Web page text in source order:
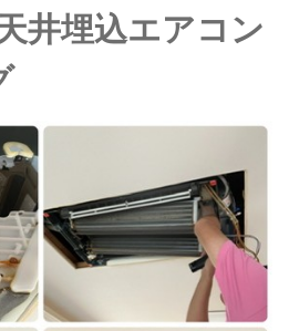
洗濯機クリーニング
その他のお掃除
井埋込エアコン